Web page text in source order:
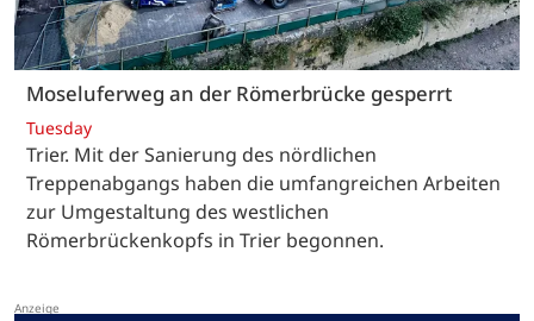
Moseluferweg an der Römerbrücke gesperrt
Tuesday
Trier. Mit der Sanierung des nördlichen
Treppenabgangs haben die umfangreichen Arbeiten
zur Umgestaltung des westlichen
Römerbrückenkopfs in Trier begonnen.